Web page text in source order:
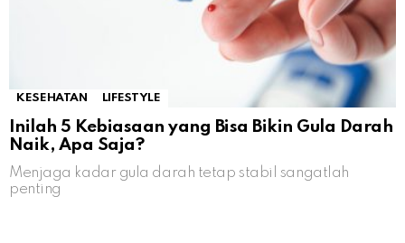
KESEHATAN LIFESTYLE
Inilah 5 Kebiasaan yang Bisa Bikin Gula Darah
Naik, Apa Saja?
Menjaga kadar gula darah tetap stabil sangatlah
penting